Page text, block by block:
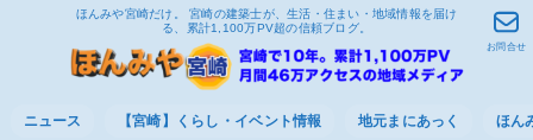
ほんみや宮崎だけ。 宮崎の建築士が、生活・住まい・地域情報を届け
る、累計1,100万PV超の信頼ブログ。
ニュース 【宮崎】くらし・イベント情報 地元まにあっく ほん
お問合せ